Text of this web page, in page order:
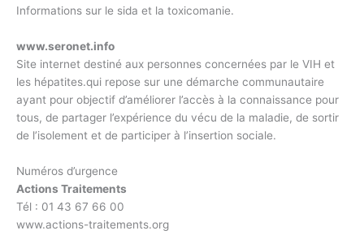
Informations sur le sida et la toxicomanie.
www.seronet.info
Site internet destiné aux personnes concernées par le VIH et
les hépatites.qui repose sur une démarche communautaire
ayant pour objectif d’améliorer l’accès à la connaissance pour
tous, de partager l’expérience du vécu de la maladie, de sortir
de l’isolement et de participer à l’insertion sociale.
Numéros d’urgence
Actions Traitements
Tél : 01 43 67 66 00
www.actions-traitements.org